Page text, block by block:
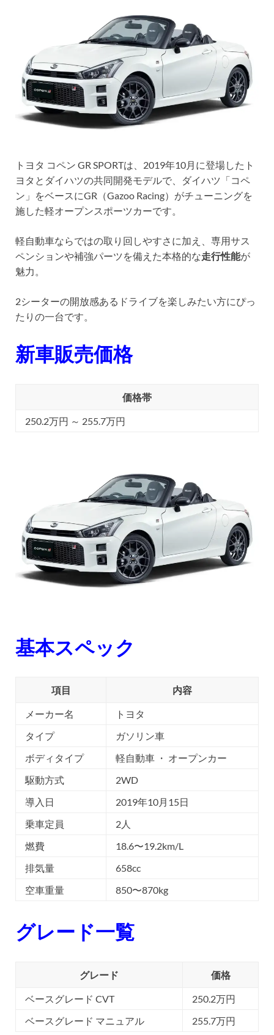
トヨタ コペン GR SPORTは、2019年10月に登場したト
ヨタとダイハツの共同開発モデルで、ダイハツ「コペ
ン」をベースにGR（Gazoo Racing）がチューニングを
施した軽オープンスポーツカーです。
軽自動車ならではの取り回しやすさに加え、専用サス
ペンションや補強パーツを備えた本格的な走行性能が
魅力。
2シーターの開放感あるドライブを楽しみたい方にぴっ
たりの一台です。
新車販売価格
価格帯
250.2万円 ～ 255.7万円
基本スペック
項目 内容
メーカー名
トヨタ
タイプ
ガソリン車
ボディタイプ
軽自動車 ・ オープンカー
駆動方式
2WD
導入日
2019年10月15日
乗車定員
2人
燃費
18.6〜19.2km/L
排気量
658cc
空車重量
850〜870kg
グレード一覧
グレード 価格
ベースグレード CVT
250.2万円
ベースグレード マニュアル
255.7万円